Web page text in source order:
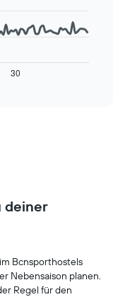
30
deiner
Bcnsporthostels
Nebensaison planen.
Regel für den